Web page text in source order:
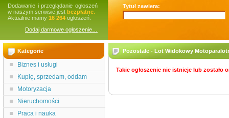
Dodawanie i przeglądanie ogłoszeń
w naszym serwisie jest bezpłatne.
Aktualnie mamy 16 264 ogłoszeń.
Dodaj darmowe ogłoszenie…
Tytuł zawiera:
Kategorie
Biznes i usługi
Kupię, sprzedam, oddam
Motoryzacja
Nieruchomości
Praca i nauka
Pozostałe - Lot Widokowy
Takie ogłoszenie nie istnieje lub zostało